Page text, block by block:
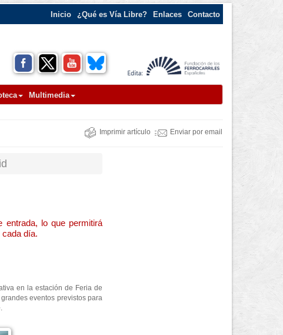
Inicio ¿Qué es Vía Libre? Enlaces Contacto
Multimedia
Imprimir artículo Enviar por email
entrada, lo que permitirá
día.
en la estación de Feria de
eventos previstos para